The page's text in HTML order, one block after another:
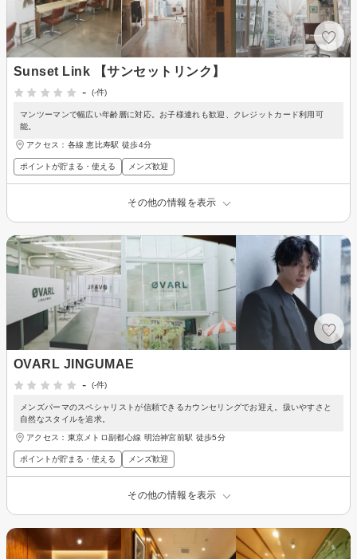
Sunset Link 【サンセットリンク】
-
(-件)
マンツーマンで幅広い年齢層に対応。お子様連れも歓迎、クレジットカード利用可
能。
アクセス：各線 恵比寿駅 徒歩4分
ポイントが貯まる・使える メンズ歓迎
その他の情報を表示
OVARL JINGUMAE
-
(-件)
メンズパーマのスペシャリストが信頼できるカウンセリングでお迎え。扱いやすさと
自然なスタイルを追求。
アクセス：東京メトロ副都心線 明治神宮前駅 徒歩5分
ポイントが貯まる・使える メンズ歓迎
その他の情報を表示